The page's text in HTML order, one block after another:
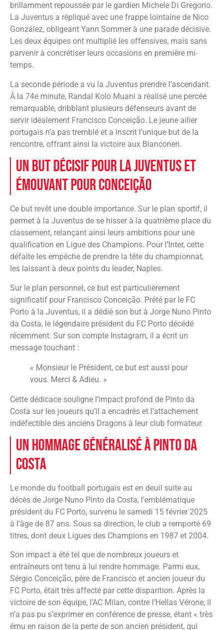
brillamment repoussée par le gardien Michele Di Gregorio.
La Juventus a répliqué avec une frappe lointaine de Nico
González, obligeant Yann Sommer à une parade décisive.
Les deux équipes ont multiplié les offensives, mais sans
parvenir à concrétiser leurs occasions en première mi-
temps.
La seconde période a vu la Juventus prendre l’ascendant.
À la 74e minute, Randal Kolo Muani a réalisé une percée
remarquable, dribblant plusieurs défenseurs avant de
servir idéalement Francisco Conceição. Le jeune ailier
portugais n’a pas tremblé et a inscrit l’unique but de la
rencontre, offrant ainsi la victoire aux Bianconeri.
Un but décisif pour la Juventus et
émouvant pour Conceição
Ce but revêt une double importance. Sur le plan sportif, il
permet à la Juventus de se hisser à la quatrième place du
classement, relançant ainsi leurs ambitions pour une
qualification en Ligue des Champions. Pour l’Inter, cette
défaite les empêche de prendre la tête du championnat,
les laissant à deux points du leader, Naples.
Sur le plan personnel, ce but est particulièrement
significatif pour Francisco Conceição. Prêté par le FC
Porto à la Juventus, il a dédié son but à Jorge Nuno Pinto
da Costa, le légendaire président du FC Porto décédé
récemment. Sur son compte Instagram, il a écrit un
message touchant :
« Monsieur le Président, ce but est aussi pour
vous. Merci & Adieu. »
Cette dédicace souligne l’impact profond de Pinto da
Costa sur les joueurs qu’il a encadrés et l’attachement
indéfectible des anciens Dragons à leur club formateur.
Un hommage généralisé à Pinto da
Costa
Le monde du football portugais est en deuil suite au
décès de Jorge Nuno Pinto da Costa, l’emblématique
président du FC Porto, survenu le samedi 15 février 2025
à l’âge de 87 ans. Sous sa direction, le club a remporté 69
titres, dont deux Ligues des Champions en 1987 et 2004.
Son impact a été tel que de nombreux joueurs et
entraîneurs ont tenu à lui rendre hommage. Parmi eux,
Sérgio Conceição, père de Francisco et ancien joueur du
FC Porto, était très affecté par cette disparition. Après la
victoire de son équipe, l’AC Milan, contre l’Hellas Vérone, il
n’a pas pu s’exprimer en conférence de presse, étant « très
ému en raison de la perte de son ancien président, qui